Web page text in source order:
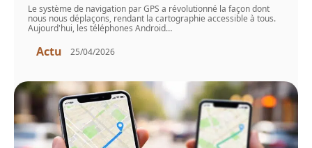
Le système de navigation par GPS a révolutionné la façon dont
nous nous déplaçons, rendant la cartographie accessible à tous.
Aujourd'hui, les téléphones Android…
Actu 25/04/2026